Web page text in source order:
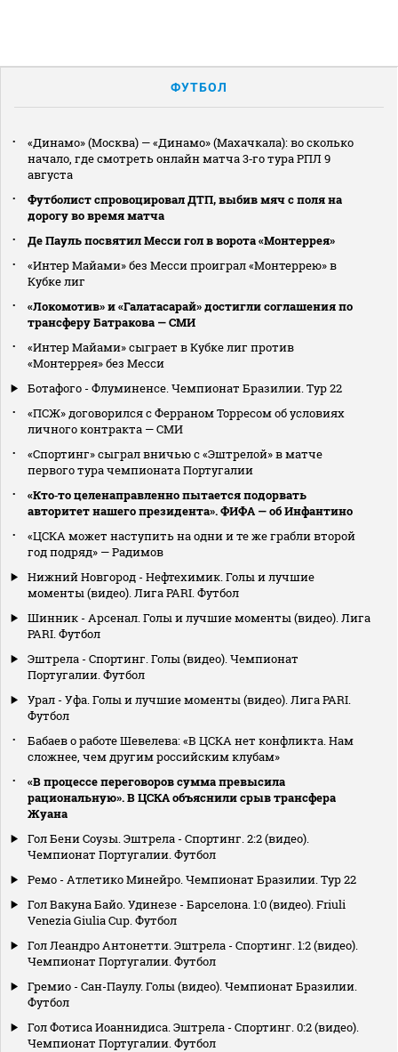
ФУТБОЛ
«Динамо» (Москва) — «Динамо» (Махачкала): во сколько
начало, где смотреть онлайн матча 3‑го тура РПЛ 9
августа
Футболист спровоцировал ДТП, выбив мяч с поля на
дорогу во время матча
Де Пауль посвятил Месси гол в ворота «Монтеррея»
«Интер Майами» без Месси проиграл «Монтеррею» в
Кубке лиг
«Локомотив» и «Галатасарай» достигли соглашения по
трансферу Батракова — СМИ
«Интер Майами» сыграет в Кубке лиг против
«Монтеррея» без Месси
Ботафого - Флуминенсе. Чемпионат Бразилии. Тур 22
«ПСЖ» договорился с Ферраном Торресом об условиях
личного контракта — СМИ
«Спортинг» сыграл вничью с «Эштрелой» в матче
первого тура чемпионата Португалии
«Кто‑то целенаправленно пытается подорвать
авторитет нашего президента». ФИФА — об Инфантино
«ЦСКА может наступить на одни и те же грабли второй
год подряд» — Радимов
Нижний Новгород - Нефтехимик. Голы и лучшие
моменты (видео). Лига PARI. Футбол
Шинник - Арсенал. Голы и лучшие моменты (видео). Лига
PARI. Футбол
Эштрела - Спортинг. Голы (видео). Чемпионат
Португалии. Футбол
Урал - Уфа. Голы и лучшие моменты (видео). Лига PARI.
Футбол
Бабаев о работе Шевелева: «В ЦСКА нет конфликта. Нам
сложнее, чем другим российским клубам»
«В процессе переговоров сумма превысила
рациональную». В ЦСКА объяснили срыв трансфера
Жуана
Гол Бени Соузы. Эштрела - Спортинг. 2:2 (видео).
Чемпионат Португалии. Футбол
Ремо - Атлетико Минейро. Чемпионат Бразилии. Тур 22
Гол Вакуна Байо. Удинезе - Барселона. 1:0 (видео). Friuli
Venezia Giulia Cup. Футбол
Гол Леандро Антонетти. Эштрела - Спортинг. 1:2 (видео).
Чемпионат Португалии. Футбол
Гремио - Сан-Паулу. Голы (видео). Чемпионат Бразилии.
Футбол
Гол Фотиса Иоаннидиса. Эштрела - Спортинг. 0:2 (видео).
Чемпионат Португалии. Футбол